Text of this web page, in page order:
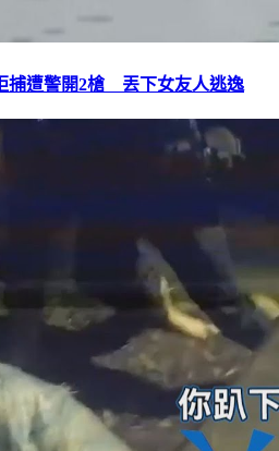
捕遭警開2槍 丟下女友人逃逸